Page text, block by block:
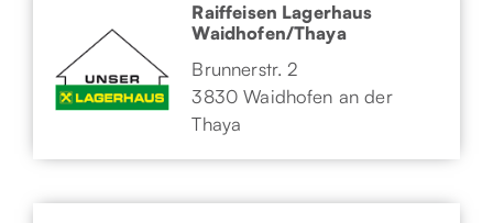
Raiffeisen Lagerhaus
Waidhofen/Thaya
Brunnerstr. 2
3830 Waidhofen an der
Thaya